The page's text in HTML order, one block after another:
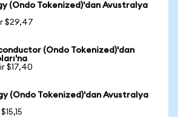
(Ondo Tokenized)'dan Avustralya
$29,47
(Ondo Tokenized)'dan
$17,40
(Ondo Tokenized)'dan Avustralya